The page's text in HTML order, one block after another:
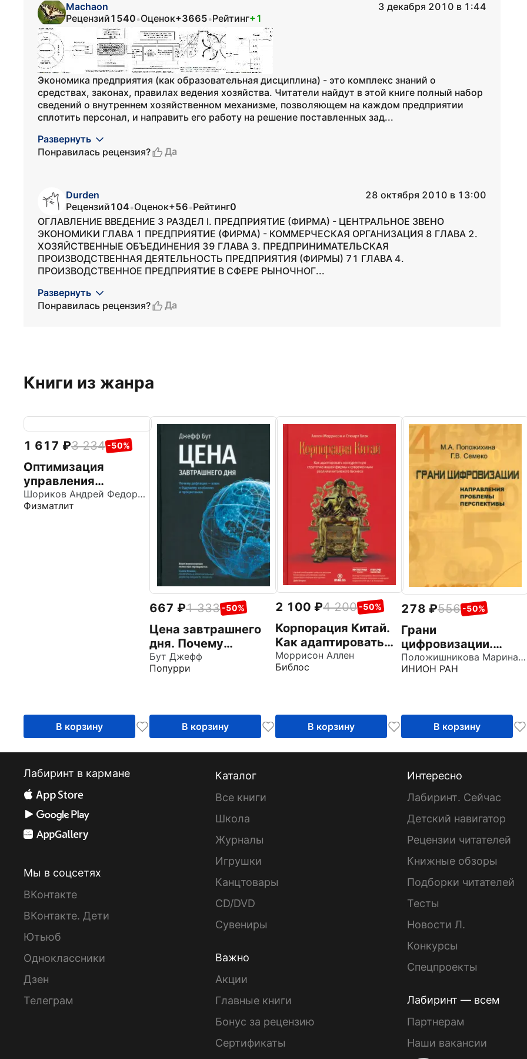
Machaon
3 декабря 2010 в 1:44
Рецензий1540•Оценок+3665•Рейтинг+1
Экономика предприятия (как образовательная дисциплина) - это комплекс знаний о
средствах, законах, правилах ведения хозяйства. Читатели найдут в этой книге полный набор
сведений о внутреннем хозяйственном механизме, позволяющем на каждом предприятии
сплотить персонал, и направить его работу на решение поставленных зад...
Развернуть
Понравилась рецензия?
Да
Durden
28 октября 2010 в 13:00
Рецензий104•Оценок+56•Рейтинг0
ОГЛАВЛЕНИЕ ВВЕДЕНИЕ 3 РАЗДЕЛ I. ПРЕДПРИЯТИЕ (ФИРМА) - ЦЕНТРАЛЬНОЕ ЗВЕНО
ЭКОНОМИКИ ГЛАВА 1 ПРЕДПРИЯТИЕ (ФИРМА) - КОММЕРЧЕСКАЯ ОРГАНИЗАЦИЯ 8 ГЛАВА 2.
ХОЗЯЙСТВЕННЫЕ ОБЪЕДИНЕНИЯ 39 ГЛАВА 3. ПРЕДПРИНИМАТЕЛЬСКАЯ
ПРОИЗВОДСТВЕННАЯ ДЕЯТЕЛЬНОСТЬ ПРЕДПРИЯТИЯ (ФИРМЫ) 71 ГЛАВА 4.
ПРОИЗВОДСТВЕННОЕ ПРЕДПРИЯТИЕ В СФЕРЕ РЫНОЧНОГ...
Развернуть
Понравилась рецензия?
Да
Книги из жанра
1 617 3 234 -50%
Оптимизация
управления
производственными
системами.
Шориков Андрей Федорович
Физматлит
В корзину
667 1 333 -50%
Цена завтрашнего
дня. Почему
дефляция — ключ к
будущему изобилию
Бут Джефф
Попурри
В корзину
2 100 4 200 -50%
Корпорация Китай.
Как адаптировать
конкурентную
стратегию вашей
реалиям
Моррисон Аллен
Библос
В корзину
278 556 -50%
Грани
цифровизации.
Направления,
проблемы и
Положишникова Марина Александровна
ИНИОН РАН
В корзину
Лабиринт в кармане
Мы в соцсетях
ВКонтакте
ВКонтакте. Дети
Ютьюб
Одноклассники
Дзен
Телеграм
Каталог
Все книги
Школа
Журналы
Игрушки
Канцтовары
CD/DVD
Сувениры
Важно
Акции
Главные книги
Бонус за рецензию
Сертификаты
Интересно
Лабиринт. Сейчас
Детский навигатор
Рецензии читателей
Книжные обзоры
Подборки читателей
Тесты
Новости Л.
Конкурсы
Спецпроекты
Лабиринт — всем
Партнерам
Наши вакансии